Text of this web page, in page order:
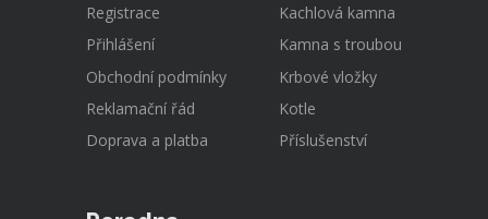
Registrace
Přihlášení
Obchodní podmínky
Reklamační řád
Doprava a platba
Kachlová kamna
Kamna s troubou
Krbové vložky
Kotle
Příslušenství